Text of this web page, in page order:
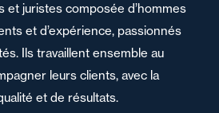
et juristes composée d’hommes
et d’expérience, passionnés
Ils travaillent ensemble au
leurs clients, avec la
et de résultats.